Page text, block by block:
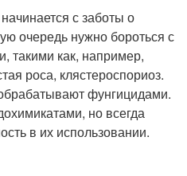
с заботы о
очередь нужно бороться с
такими как, например,
роса, клястероспориоз.
фунгицидами.
но всегда
в их использовании.